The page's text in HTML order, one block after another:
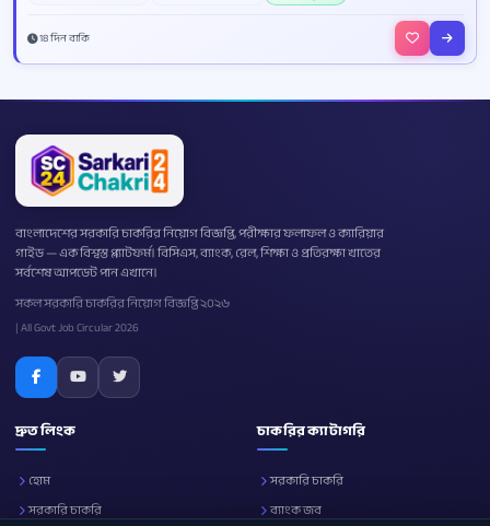
18 দিন বাকি
বাংলাদেশের সরকারি চাকরির নিয়োগ বিজ্ঞপ্তি, পরীক্ষার ফলাফল ও ক্যারিয়ার
গাইড — এক বিশ্বস্ত প্ল্যাটফর্ম। বিসিএস, ব্যাংক, রেল, শিক্ষা ও প্রতিরক্ষা খাতের
সর্বশেষ আপডেট পান এখানে।
সকল সরকারি চাকরির নিয়োগ বিজ্ঞপ্তি ২০২৬
| All Govt Job Circular 2026
দ্রুত লিংক
হোম
সরকারি চাকরি
চাকরির ক্যাটাগরি
সরকারি চাকরি
ব্যাংক জব